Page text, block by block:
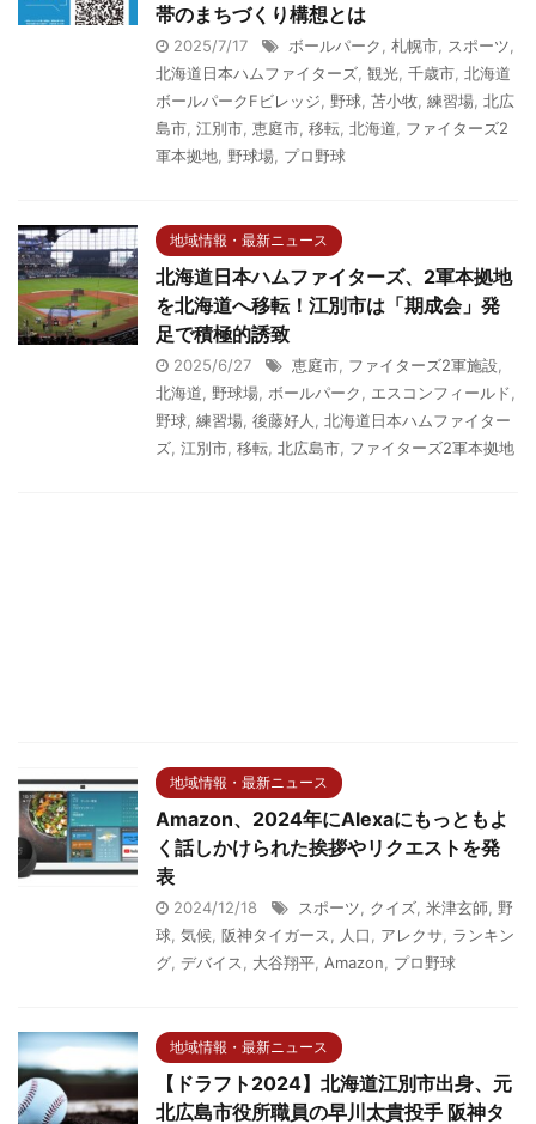
帯のまちづくり構想とは
2025/7/17 ボールパーク, 札幌市, スポーツ,
北海道日本ハムファイターズ, 観光, 千歳市, 北海道
ボールパークFビレッジ, 野球, 苫小牧, 練習場, 北広
島市, 江別市, 恵庭市, 移転, 北海道, ファイターズ2
軍本拠地, 野球場, プロ野球
地域情報・最新ニュース
北海道日本ハムファイターズ、2軍本拠地
を北海道へ移転！江別市は「期成会」発
足で積極的誘致
2025/6/27 恵庭市, ファイターズ2軍施設,
北海道, 野球場, ボールパーク, エスコンフィールド,
野球, 練習場, 後藤好人, 北海道日本ハムファイター
ズ, 江別市, 移転, 北広島市, ファイターズ2軍本拠地
地域情報・最新ニュース
Amazon、2024年にAlexaにもっともよ
く話しかけられた挨拶やリクエストを発
表
2024/12/18 スポーツ, クイズ, 米津玄師, 野
球, 気候, 阪神タイガース, 人口, アレクサ, ランキン
グ, デバイス, 大谷翔平, Amazon, プロ野球
地域情報・最新ニュース
【ドラフト2024】北海道江別市出身、元
北広島市役所職員の早川太貴投手 阪神タ